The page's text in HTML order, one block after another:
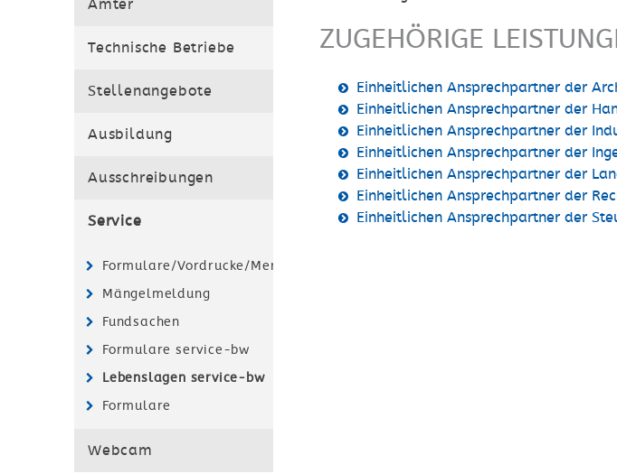
Ämter
Technische Betriebe
Stellenangebote
Ausbildung
Ausschreibungen
Service
Formulare/Vordrucke/Merkblätter
Mängelmeldung
Fundsachen
Formulare service-bw
Lebenslagen service-bw
Formulare
Webcam
ZUGEHÖRIGE
Einheitlichen Ansprechpartner der
Einheitlichen Ansprechpartner der
Einheitlichen Ansprechpartner der
Einheitlichen Ansprechpartner der
Einheitlichen Ansprechpartner der
Einheitlichen Ansprechpartner der
Einheitlichen Ansprechpartner der